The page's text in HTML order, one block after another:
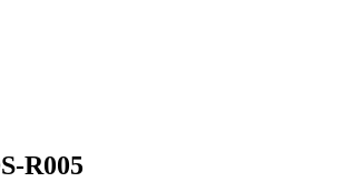
R005